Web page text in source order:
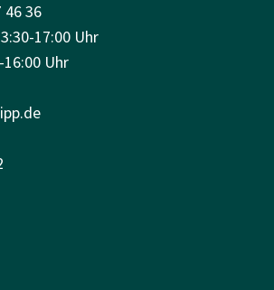
46 36
17:00 Uhr
16:00 Uhr